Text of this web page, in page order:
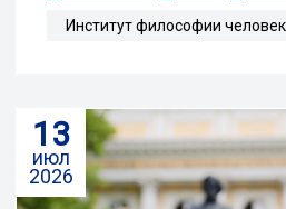
Институт философии
13
июл
2026